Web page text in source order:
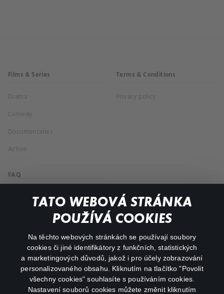
TATO WEBOVÁ STRÁNKA
POUŽÍVÁ COOKIES
Na těchto webových stránkách se používají soubory
cookies či jiné identifikátory z funkčních, statistických
a marketingových důvodů, jakož i pro účely zobrazování
personalizovaného obsahu. Kliknutím na tlačítko "Povolit
všechny cookies" souhlasíte s používáním cookies.
Nastavení souborů cookies můžete změnit kliknutím
Films & Series
Drama
Comedy
Documentaries
Action
Terms & Conditions
Privacy policy
FAQ
My profile
facebookinstagram
youtube